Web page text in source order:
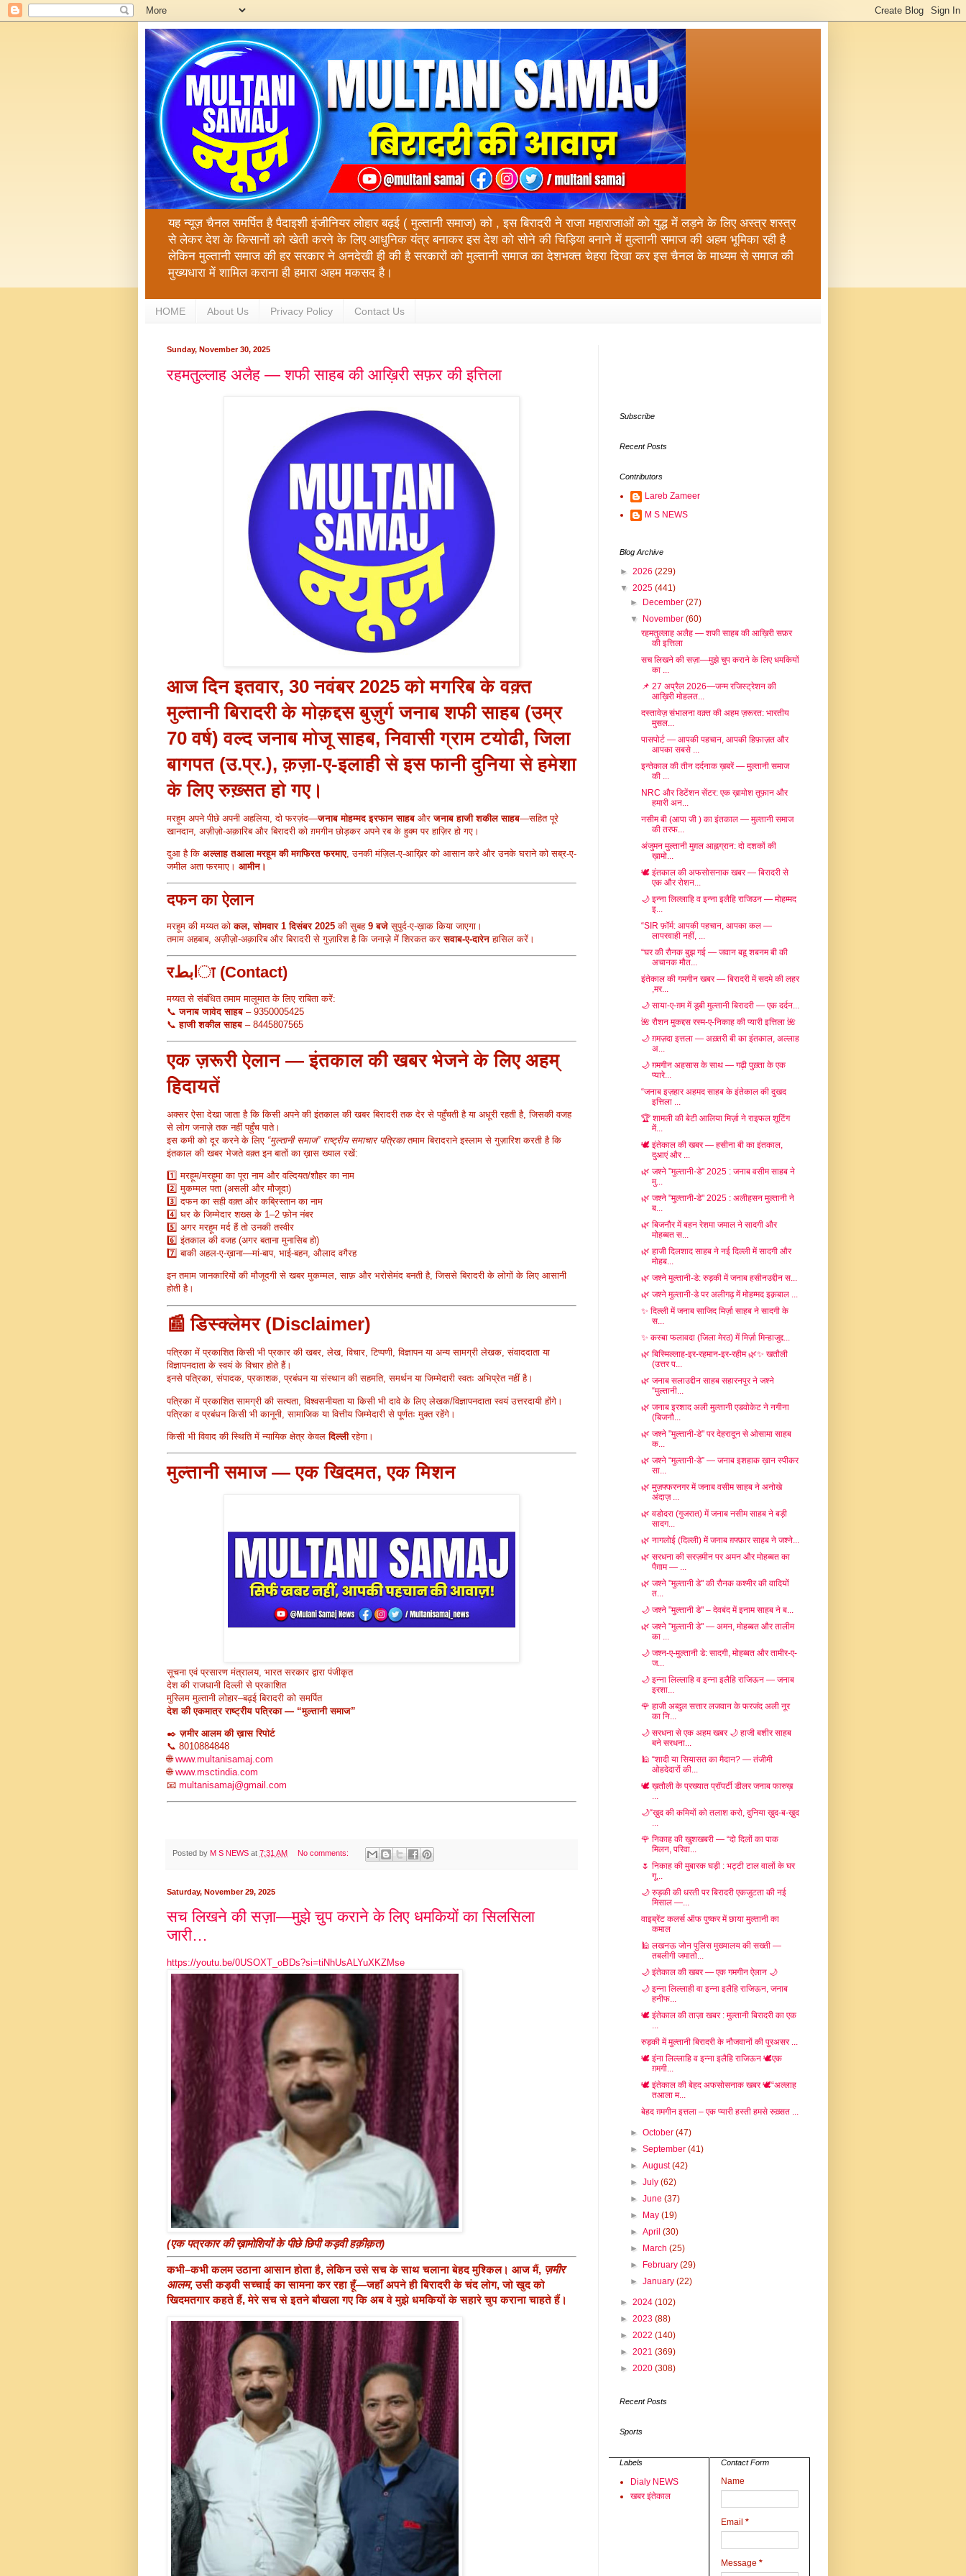
यह न्यूज़ चैनल समर्पित है पैदाइशी इंजीनियर लोहार बढ़ई ( मुल्तानी समाज) को , इस बिरादरी ने राजा महाराजाओं को युद्ध में लड़ने के लिए अस्त्र शस्त्र
से लेकर देश के किसानों को खेती करने के लिए आधुनिक यंत्र बनाकर इस देश को सोने की चिड़िया बनाने में मुल्तानी समाज की अहम भूमिका रही है
लेकिन मुल्तानी समाज की हर सरकार ने अनदेखी ही की है सरकारों को मुल्तानी समाज का देशभक्त चेहरा दिखा कर इस चैनल के माध्यम से समाज की
मुख्यधारा में शामिल कराना ही हमारा अहम मकसद है।
HOME About Us Privacy Policy Contact Us
Sunday, November 30, 2025
रहमतुल्लाह अलैह — शफी साहब की आख़िरी सफ़र की इत्तिला
आज दिनइतवार, 30 नवंबर 2025 को मगरिब के वक़्त
मुल्तानी बिरादरी के मोक़द्दस बुज़ुर्गजनाब शफी साहब (उम्र
70 वर्ष) वल्द जनाब मोजू साहब, निवासी ग्रामटयोढी, जिला
बागपत (उ.प्र.), क़ज़ा-ए-इलाही से इस फानी दुनिया से हमेशा
के लिए रुख़्सत हो गए।
मरहूम अपने पीछे अपनी अहलिया, दो फरज़ंद—जनाब मोहम्मद इरफान साहब औरजनाब हाजी शकील साहब—सहित पूरे
खानदान, अज़ीज़ो-अक़ारिब और बिरादरी को ग़मगीन छोड़कर अपने रब के हुक्म पर हाज़िर हो गए।
दुआ है कि अल्लाह तआला मरहूम की मग़फिरत फरमाए, उनकी मंज़िल-ए-आख़िर को आसान करे और उनके घराने को सब्र-ए-
जमील अता फरमाए। आमीन।
दफन का ऐलान
मरहूम की मय्यत कोकल, सोमवार 1 दिसंबर 2025 की सुबह 9 बजे सुपुर्द-ए-ख़ाक किया जाएगा।
तमाम अहबाब, अज़ीज़ो-अक़ारिब और बिरादरी से गुज़ारिश है कि जनाज़े में शिरकत करसवाब-ए-दारेन हासिल करें।
रابطा (Contact)
मय्यत से संबंधित तमाम मालूमात के लिए राबिता करें:
📞जनाब जावेद साहब – 9350005425
📞हाजी शकील साहब – 8445807565
एक ज़रूरी ऐलान — इंतकाल की खबर भेजने के लिए अहम्
हिदायतें
अक्सर ऐसा देखा जाता है कि किसी अपने की इंतकाल की खबर बिरादरी तक देर से पहुँचती है या अधूरी रहती है, जिसकी वजह
से लोग जनाज़े तक नहीं पहुँच पाते।
इस कमी को दूर करने के लिए “मुल्तानी समाज” राष्ट्रीय समाचार पत्रिकातमाम बिरादराने इस्लाम से गुज़ारिश करती है कि
इंतकाल की खबर भेजते वक़्त इन बातों का ख़ास ख्याल रखें:
1️⃣ मरहूम/मरहूमा का पूरा नाम और वल्दियत/शौहर का नाम
2️⃣ मुकम्मल पता (असली और मौजूदा)
3️⃣ दफन का सही वक़्त और कब्रिस्तान का नाम
4️⃣ घर के जिम्मेदार शख्स के 1–2 फ़ोन नंबर
5️⃣ अगर मरहूम मर्द हैं तो उनकी तस्वीर
6️⃣ इंतकाल की वजह (अगर बताना मुनासिब हो)
7️⃣ बाकी अहल-ए-ख़ाना—मां-बाप, भाई-बहन, औलाद वगैरह
इन तमाम जानकारियों की मौजूदगी से खबर मुकम्मल, साफ़ और भरोसेमंद बनती है, जिससे बिरादरी के लोगों के लिए आसानी
होती है।
📰 डिस्क्लेमर (Disclaimer)
पत्रिका में प्रकाशित किसी भी प्रकार की खबर, लेख, विचार, टिप्पणी, विज्ञापन या अन्य सामग्री लेखक, संवाददाता या
विज्ञापनदाता के स्वयं के विचार होते हैं।
इनसे पत्रिका, संपादक, प्रकाशक, प्रबंधन या संस्थान की सहमति, समर्थन या जिम्मेदारी स्वतः अभिप्रेत नहीं है।
पत्रिका में प्रकाशित सामग्री की सत्यता, विश्वसनीयता या किसी भी दावे के लिए लेखक/विज्ञापनदाता स्वयं उत्तरदायी होंगे।
पत्रिका व प्रबंधन किसी भी कानूनी, सामाजिक या वित्तीय जिम्मेदारी से पूर्णतः मुक्त रहेंगे।
किसी भी विवाद की स्थिति में न्यायिक क्षेत्र केवलदिल्लीरहेगा।
मुल्तानी समाज — एक खिदमत, एक मिशन
सूचना एवं प्रसारण मंत्रालय, भारत सरकार द्वारा पंजीकृत
देश की राजधानी दिल्ली से प्रकाशित
मुस्लिम मुल्तानी लोहार–बढ़ई बिरादरी को समर्पित
देश की एकमात्र राष्ट्रीय पत्रिका — “मुल्तानी समाज”
✒️ज़मीर आलम की ख़ास रिपोर्ट
📞 8010884848
🌐www.multanisamaj.com
🌐www.msctindia.com
📧 multanisamaj@gmail.com
Posted by M S NEWS at 7:31 AM No comments:
Saturday, November 29, 2025
सच लिखने की सज़ा—मुझे चुप कराने के लिए धमकियों का सिलसिला
जारी…
https://youtu.be/0USOXT_oBDs?si=tiNhUsALYuXKZMse
(एक पत्रकार की ख़ामोशियों के पीछे छिपी कड़वी हक़ीक़त)
कभी–कभी कलम उठाना आसान होता है, लेकिन उसे सच के साथ चलाना बेहद मुश्किल। आज मैं, ज़मीर
आलम, उसी कड़वी सच्चाई का सामना कर रहा हूँ—जहाँ अपने ही बिरादरी के चंद लोग, जो खुद को
खिदमतगार कहते हैं, मेरे सच से इतने बौखला गए कि अब वे मुझे धमकियों के सहारे चुप कराना चाहते हैं।
Subscribe
Recent Posts
Contributors
Lareb Zameer
M S NEWS
Blog Archive
► 2026 (229)
▼ 2025 (441)
►
December(27)
▼
November(60)
रहमतुल्लाह अलैह — शफी साहब की आख़िरी सफ़र
की इत्तिला
सच लिखने की सज़ा—मुझे चुप कराने के लिए धमकियों
का ...
📌 27 अप्रैल 2026—जन्म रजिस्ट्रेशन की
आख़िरी मोहलत...
दस्तावेज़ संभालना वक़्त की अहम ज़रूरत: भारतीय
मुसल...
पासपोर्ट — आपकी पहचान, आपकी हिफ़ाज़त और
आपका सबसे ...
इन्तेकाल की तीन दर्दनाक ख़बरें — मुल्तानी समाज
की ...
NRC और डिटेंशन सेंटर: एक ख़ामोश तूफ़ान और
हमारी अन...
नसीम बी (आपा जी ) का इंतकाल — मुल्तानी समाज
की तरफ...
अंजुमन मुल्तानी मुग़ल आह्नग्रान: दो दशकों की
ख़ामो...
🕊️ इंतकाल की अफसोसनाक खबर — बिरादरी से
एक और रोशन...
🌙 इन्ना लिल्लाहि व इन्ना इलैहि राजिउन — मोहम्मद
इ...
“SIR फ़ॉर्म: आपकी पहचान, आपका कल —
लापरवाही नहीं, ...
“घर की रौनक बुझ गई — जवान बहू शबनम बी की
अचानक मौत...
इंतेकाल की गमगीन खबर — बिरादरी में सदमे की लहर
,मर...
🌙 साया-ए-ग़म में डूबी मुल्तानी बिरादरी — एक दर्दन...
🌺 रौशन मुकद्दस रस्म-ए-निकाह की प्यारी इत्तिला 🌺
🌙 ग़मज़दा इत्तला — अख़्तरी बी का इंतकाल, अल्लाह
अ...
🌙 ग़मगीन अहसास के साथ — गढ़ी पुख़्ता के एक
प्यारे...
“जनाब इज़हार अहमद साहब के इंतेकाल की दुखद
इत्तिला ...
🏆 शामली की बेटी आलिया मिर्ज़ा ने राइफल शूटिंग
में...
🕊️ इंतेकाल की खबर — हसीना बी का इंतकाल,
दुआएं और ...
🌿 जश्ने "मुल्तानी-डे" 2025 : जनाब वसीम साहब ने
मु...
🌿 जश्ने "मुल्तानी-डे" 2025 : अलीहसन मुल्तानी ने
ब...
🌿 बिजनौर में बहन रेशमा जमाल ने सादगी और
मोहब्बत स...
🌿 हाजी दिलशाद साहब ने नई दिल्ली में सादगी और
मोहब...
🌿 जश्ने मुल्तानी-डे: रुड़की में जनाब हसीनउद्दीन स...
🌿 जश्ने मुल्तानी-डे पर अलीगढ़ में मोहम्मद इक़बाल ...
✨ दिल्ली में जनाब साजिद मिर्ज़ा साहब ने सादगी के
स...
✨ कस्बा फलावदा (जिला मेरठ) में मिर्ज़ा मिन्हाजुद्द...
🌿 बिस्मिल्लाह-इर-रहमान-इर-रहीम 🌿✨ खतौली
(उत्तर प...
🌿 जनाब सलाउद्दीन साहब सहारनपुर ने जश्ने
“मुल्तानी...
🌿 जनाब इरशाद अली मुल्तानी एडवोकेट ने नगीना
(बिजनौ...
🌿 जश्ने "मुल्तानी-डे" पर देहरादून से ओसामा साहब
क...
🌿 जश्ने “मुल्तानी-डे” — जनाब इशहाक ख़ान स्पीकर
सा...
🌿 मुज़फ्फरनगर में जनाब वसीम साहब ने अनोखे
अंदाज़ ...
🌿 वडोदरा (गुजरात) में जनाब नसीम साहब ने बड़ी
सादग...
🌿 नागलोई (दिल्ली) में जनाब ग़फ्फ़ार साहब ने जश्ने...
🌿 सरधना की सरज़मीन पर अमन और मोहब्बत का
पैग़ाम — ...
🌿 जश्ने "मुल्तानी डे" की रौनक कश्मीर की वादियों
त...
🌙 जश्ने "मुल्तानी डे" – देवबंद में इनाम साहब ने ब...
🌿 जश्ने "मुल्तानी डे" — अमन, मोहब्बत और तालीम
का ...
🌙 जश्न-ए-मुल्तानी डे: सादगी, मोहब्बत और तामीर-ए-
ज...
🌙 इन्ना लिल्लाहि व इन्ना इलैहि राजिऊन — जनाब
इरशा...
🌹 हाजी अब्दुल सत्तार लजवान के फरजंद अली नूर
का नि...
🌙 सरधना से एक अहम खबर 🌙 हाजी बशीर साहब
बने सरधना...
🕌 “शादी या सियासत का मैदान? — तंजीमी
ओहदेदारों की...
🕊️ ख़तौली के प्रख्यात प्रॉपर्टी डीलर जनाब फारुख़
...
🌙“ख़ुद की कमियों को तलाश करो, दुनिया ख़ुद-ब-ख़ुद
...
🌹 निकाह की खुशखबरी — “दो दिलों का पाक
मिलन, परिवा...
🌷 निकाह की मुबारक घड़ी : भट्टी टाल वालों के घर
गू...
🌙 रुड़की की धरती पर बिरादरी एकजुटता की नई
मिसाल —...
वाइब्रेंट कलर्स ऑफ पुष्कर में छाया मुल्तानी का
कमाल
🕌 लखनऊ जोन पुलिस मुख्यालय की सख्ती —
तबलीगी जमातो...
🌙 इंतेकाल की खबर — एक गमगीन ऐलान 🌙
🌙 इन्ना लिल्लाही वा इन्ना इलैहि राजिऊन, जनाब
हनीफ...
🕊️ इंतेकाल की ताज़ा खबर : मुल्तानी बिरादरी का एक
...
रुड़की में मुल्तानी बिरादरी के नौजवानों की पुरअसर ...
🕊️ इंना लिल्लाहि व इन्ना इलैहि राजिऊन 🕊️एक
ग़मगी...
🕊️ इंतेकाल की बेहद अफसोसनाक खबर 🕊️“अल्लाह
तआला म...
बेहद ग़मगीन इत्तला – एक प्यारी हस्ती हमसे रुख़्सत ...
►October(47)
►September(41)
►August(42)
►July(62)
►June(37)
►
May(19)
►April(30)
►
March(25)
►
February(29)
►January(22)
► 2024 (102)
► 2023 (88)
► 2022 (140)
► 2021 (369)
► 2020 (308)
Recent Posts
Sports
Labels
Dialy NEWS
खबर इंतेकाल
Contact Form
Name
Email *
Message *